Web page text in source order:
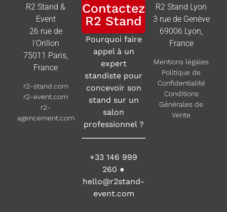
R2 Stand &
Event
26 rue de
l’Orillon
75011 Paris,
France
r2-stand.com
r2-event.com
r2-
agencement.com
Contactez
R2 Stand
Pourquoi faire
appel à un
expert
standiste pour
concevoir son
stand sur un
salon
professionnel ?
+33 146 999
260 ●
hello@r2stand-
event.com
R2 Stand Lyon
3 rue de Genève
69006 Lyon,
France
Mentions légales
Politique de
Confidentialité
Conditions
Générales de
Vente